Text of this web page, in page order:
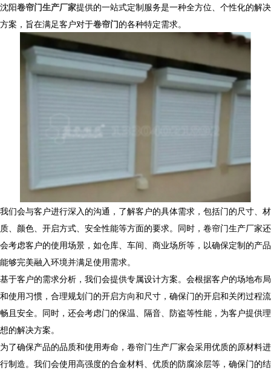
沈阳卷帘门生产厂家提供的一站式定制服务是一种全方位、个性化的解决
方案，旨在满足客户对于卷帘门的各种特定需求。
我们会与客户进行深入的沟通，了解客户的具体需求，包括门的尺寸、材
质、颜色、开启方式、安全性能等方面的要求。同时，卷帘门生产厂家还
会考虑客户的使用场景，如仓库、车间、商业场所等，以确保定制的产品
能够完美融入环境并满足使用需求。
基于客户的需求分析，我们会提供专属设计方案。会根据客户的场地布局
和使用习惯，合理规划门的开启方向和尺寸，确保门的开启和关闭过程流
畅且安全。同时，还会考虑门的保温、隔音、防盗等性能，为客户提供理
想的解决方案。
为了确保产品的品质和使用寿命，卷帘门生产厂家会采用优质的原材料进
行制造。我们会使用高强度的合金材料、优质的防腐涂层等，确保门的结